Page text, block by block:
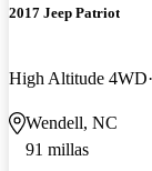
2017 Jeep Patriot
High Altitude 4WD
Wendell, NC
91 millas